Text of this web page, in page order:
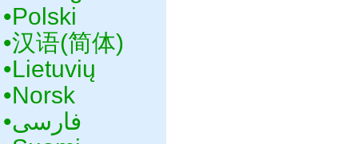
•‎Polski
•‎汉语(简体)
•‎Lietuvių
•‎Norsk
•‎فارسی